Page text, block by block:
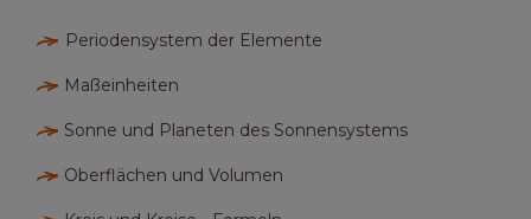
Periodensystem der Elemente
Maßeinheiten
Sonne und Planeten des Sonnensystems
Oberflächen und Volumen